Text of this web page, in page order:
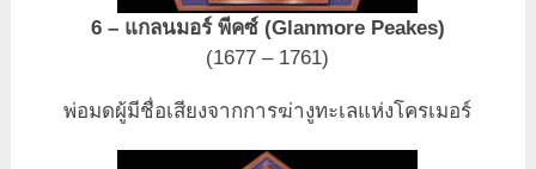
6 – แกลนมอร์ พีคซ์ (Glanmore Peakes)
(1677 – 1761)
พ่อมดผู้มีชื่อเสียงจากการฆ่างูทะเลแห่งโครเมอร์